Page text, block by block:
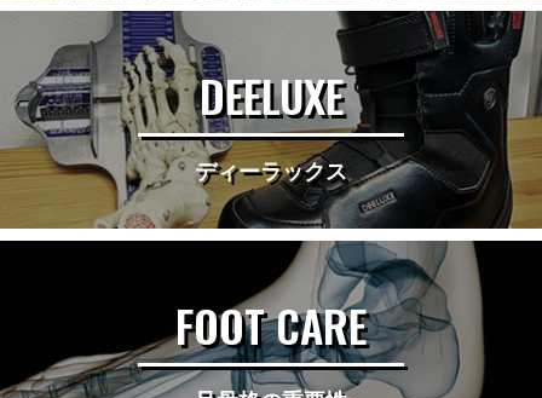
DEELUXE
ディーラックス
FOOT CARE